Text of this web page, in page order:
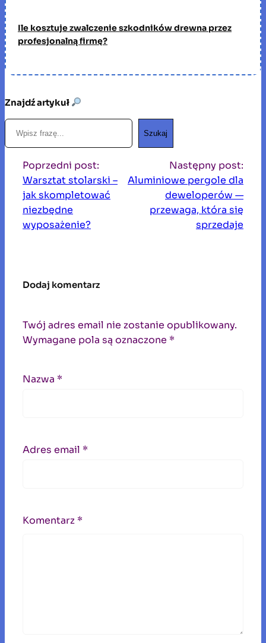
Ile kosztuje zwalczenie szkodników drewna przez
profesjonalną firmę?
Znajdź artykuł
S
Szukaj
Poprzedni post:
Warsztat stolarski –
jak skompletować
niezbędne
wyposażenie?
Następny post:
Aluminiowe pergole dla
deweloperów —
przewaga, która się
sprzedaje
Dodaj komentarz
Twój adres email nie zostanie opublikowany.
Wymagane pola są oznaczone *
Nazwa *
Adres email *
Komentarz *